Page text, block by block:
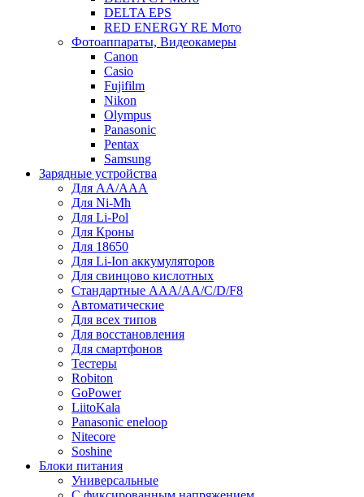
DELTA EPS
RED ENERGY RE Мото
Фотоаппараты, Видеокамеры
Canon
Casio
Fujifilm
Nikon
Olympus
Panasonic
Pentax
Samsung
Зарядные устройства
Для AA/AAA
Для Ni-Mh
Для Li-Pol
Для Кроны
Для 18650
Для Li-Ion аккумуляторов
Для свинцово кислотных
Стандартные ААА/АА/С/D/F8
Автоматические
Для всех типов
Для восстановления
Для смартфонов
Тестеры
Robiton
GoPower
LiitoKala
Panasonic eneloop
Nitecore
Soshine
Блоки питания
Универсальные